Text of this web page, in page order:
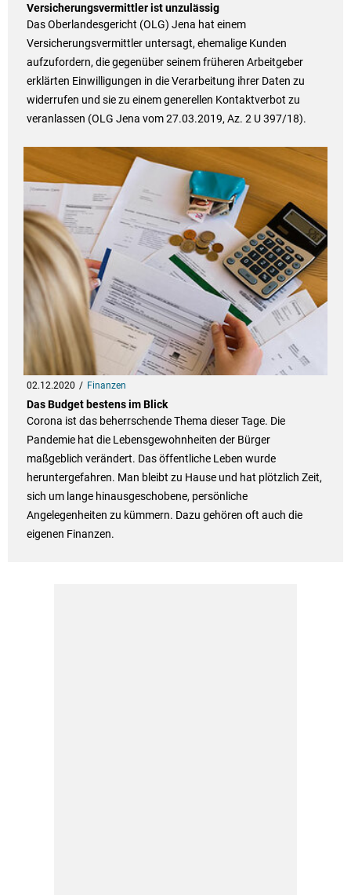
Versicherungsvermittler ist unzulässig
Das Oberlandesgericht (OLG) Jena hat einem
Versicherungsvermittler untersagt, ehemalige Kunden
aufzufordern, die gegenüber seinem früheren Arbeitgeber
erklärten Einwilligungen in die Verarbeitung ihrer Daten zu
widerrufen und sie zu einem generellen Kontaktverbot zu
veranlassen (OLG Jena vom 27.03.2019, Az. 2 U 397/18).
02.12.2020 Finanzen
Das Budget bestens im Blick
Corona ist das beherrschende Thema dieser Tage. Die
Pandemie hat die Lebensgewohnheiten der Bürger
maßgeblich verändert. Das öffentliche Leben wurde
heruntergefahren. Man bleibt zu Hause und hat plötzlich Zeit,
sich um lange hinausgeschobene, persönliche
Angelegenheiten zu kümmern. Dazu gehören oft auch die
eigenen Finanzen.